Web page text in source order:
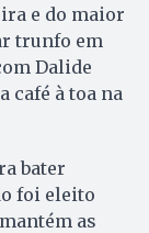
e do maior
trunfo em
Dalide
café à toa na
bater
foi eleito
as